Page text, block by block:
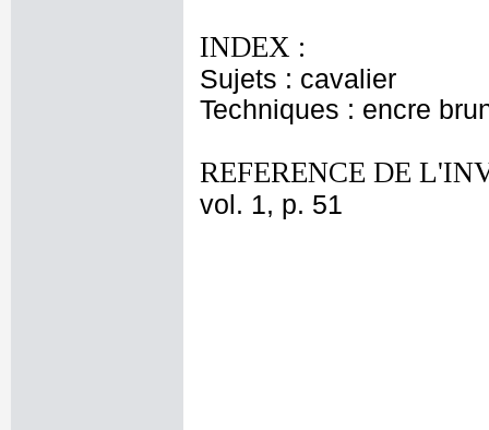
INDEX :
Sujets : cavalier
Techniques : encre
REFERENCE DE
vol. 1, p. 51